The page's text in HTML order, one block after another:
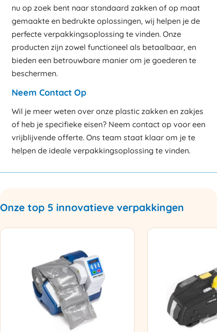
nu op zoek bent naar standaard zakken of op maat
gemaakte en bedrukte oplossingen, wij helpen je de
perfecte verpakkingsoplossing te vinden. Onze
producten zijn zowel functioneel als betaalbaar, en
bieden een betrouwbare manier om je goederen te
beschermen.
Neem Contact Op
Wil je meer weten over onze plastic zakken en zakjes
of heb je specifieke eisen? Neem contact op voor een
vrijblijvende offerte. Ons team staat klaar om je te
helpen de ideale verpakkingsoplossing te vinden.
Onze top 5 innovatieve verpakkingen